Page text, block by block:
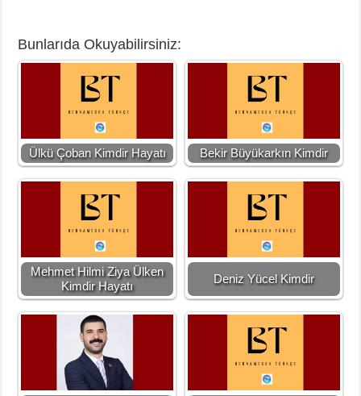
Bunlarıda Okuyabilirsiniz:
Ülkü Çoban Kimdir Hayatı Bekir Büyükarkın Kimdir
Mehmet Hilmi Ziya Ülken
Kimdir Hayatı
Deniz Yücel Kimdir